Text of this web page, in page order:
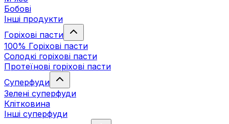
Бобові
Інші продукти
Горіхові пасти
100% Горіхові пасти
Солодкі горіхові пасти
Протеїнові горіхові пасти
Суперфуди
Зелені суперфуди
Клітковина
Інші суперфуди